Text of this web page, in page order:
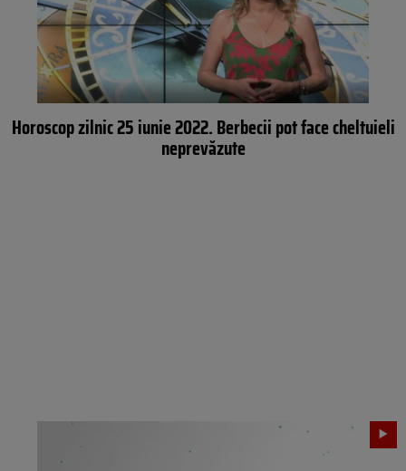
Horoscop zilnic 25 iunie 2022. Berbecii pot face cheltuieli
neprevăzute